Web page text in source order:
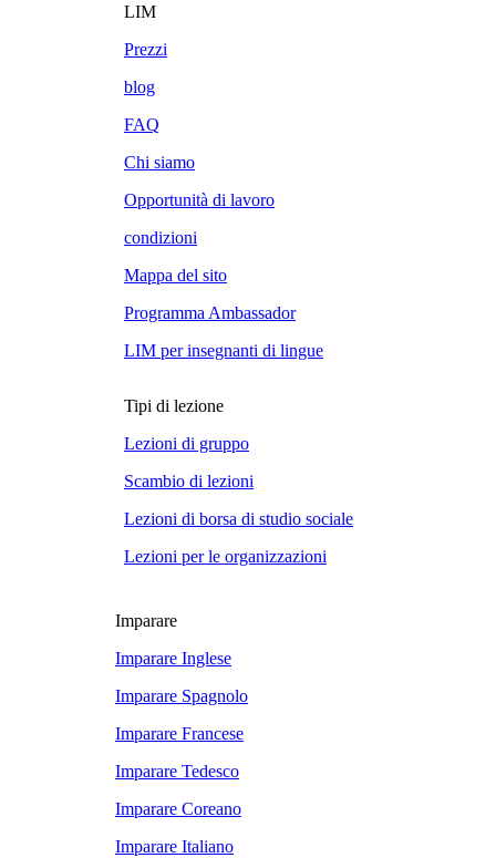
LIM
Prezzi
blog
FAQ
Chi siamo
Opportunità di lavoro
condizioni
Mappa del sito
Programma Ambassador
LIM per insegnanti di lingue
Tipi di lezione
Lezioni di gruppo
Scambio di lezioni
Lezioni di borsa di studio sociale
Lezioni per le organizzazioni
Imparare
Imparare Inglese
Imparare Spagnolo
Imparare Francese
Imparare Tedesco
Imparare Coreano
Imparare Italiano